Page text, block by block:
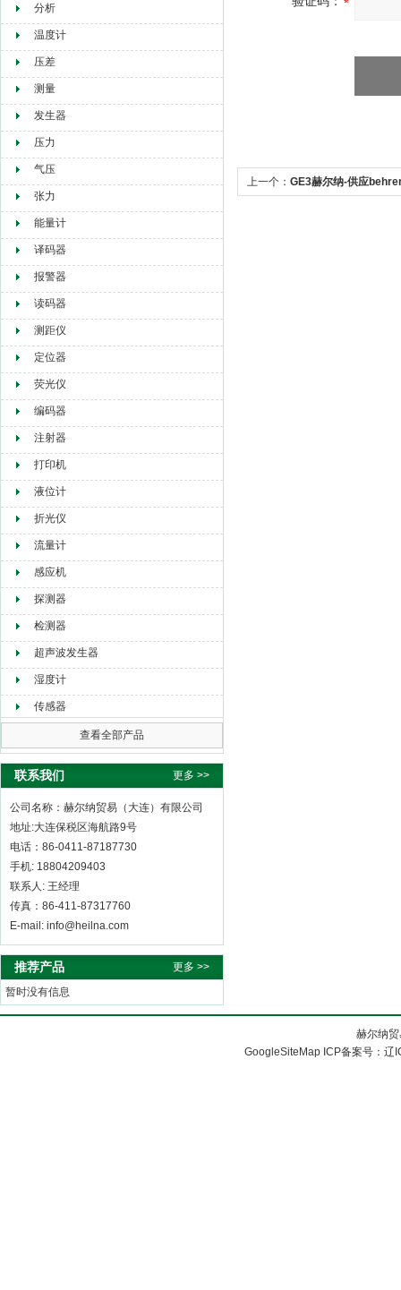
分析
温度计
压差
测量
发生器
压力
气压
张力
能量计
译码器
报警器
读码器
测距仪
定位器
荧光仪
编码器
注射器
打印机
液位计
折光仪
流量计
感应机
探测器
检测器
超声波发生器
湿度计
传感器
查看全部产品
联系我们 更多 >>
公司名称：赫尔纳贸易（大连）有限公司
地址:大连保税区海航路9号
电话：86-0411-87187730
手机: 18804209403
联系人: 王经理
传真：86-411-87317760
E-mail: info@heilna.com
推荐产品
更多 >>
暂时没有信息
上一个： GE3赫尔纳-供应
赫尔纳
GoogleSiteMap ICP备案号：辽